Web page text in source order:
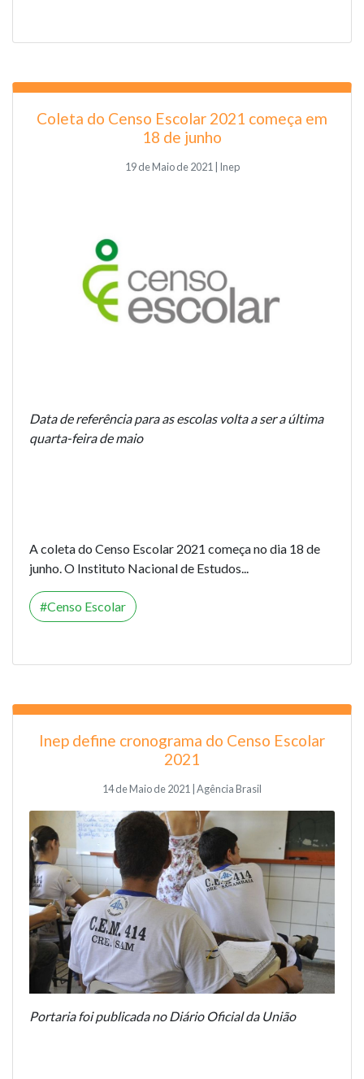
Coleta do Censo Escolar 2021 começa em
18 de junho
19 de Maio de 2021 | Inep
Data de referência para as escolas volta a ser a última
quarta-feira de maio
A coleta do Censo Escolar 2021 começa no dia 18 de
junho. O Instituto Nacional de Estudos...
Censo Escolar
Inep define cronograma do Censo Escolar
2021
14 de Maio de 2021 | Agência Brasil
Portaria foi publicada no Diário Oficial da União